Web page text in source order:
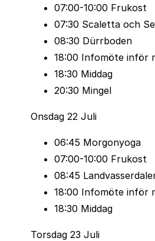
Vilken distans du än väljer så
omhändertagna. Alla lopp är
småtugg, soppor,
vägen.
Alla som springer Diamond
med sig följande,
Obligatorisk utrustning
07:00-10:00 Frukost
07:30 Scaletta och
08:30 Dürrboden
18:00 Infomöte inför
18:30 Middag
20:30 Mingel
Onsdag 22 Juli
06:45 Morgonyoga
07:00-10:00 Frukost
08:45
18:00 Infomöte inför
18:30 Middag
Torsdag 23 Juli